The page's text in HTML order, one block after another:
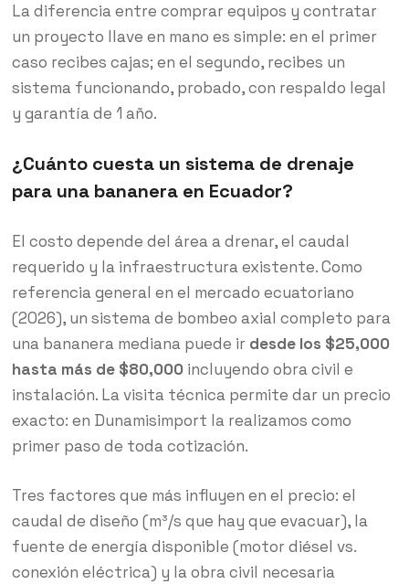
La diferencia entre comprar equipos y contratar
un proyecto llave en mano es simple: en el primer
caso recibes cajas; en el segundo, recibes un
sistema funcionando, probado, con respaldo legal
y garantía de 1 año.
¿Cuánto cuesta un sistema de drenaje
para una bananera en Ecuador?
El costo depende del área a drenar, el caudal
requerido y la infraestructura existente. Como
referencia general en el mercado ecuatoriano
(2026), un sistema de bombeo axial completo para
una bananera mediana puede ir desde los $25,000
hasta más de $80,000 incluyendo obra civil e
instalación. La visita técnica permite dar un precio
exacto: en Dunamisimport la realizamos como
primer paso de toda cotización.
Tres factores que más influyen en el precio: el
caudal de diseño (m³/s que hay que evacuar), la
fuente de energía disponible (motor diésel vs.
conexión eléctrica) y la obra civil necesaria